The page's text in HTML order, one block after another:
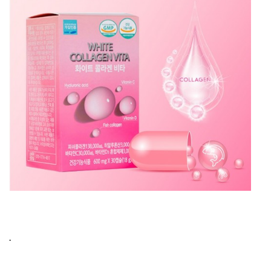
.